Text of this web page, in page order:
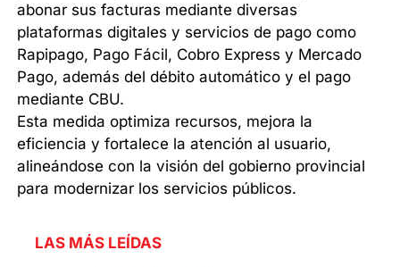
abonar sus facturas mediante diversas
plataformas digitales y servicios de pago como
Rapipago, Pago Fácil, Cobro Express y Mercado
Pago, además del débito automático y el pago
mediante CBU.
Esta medida optimiza recursos, mejora la
eficiencia y fortalece la atención al usuario,
alineándose con la visión del gobierno provincial
para modernizar los servicios públicos.
LAS MÁS LEÍDAS